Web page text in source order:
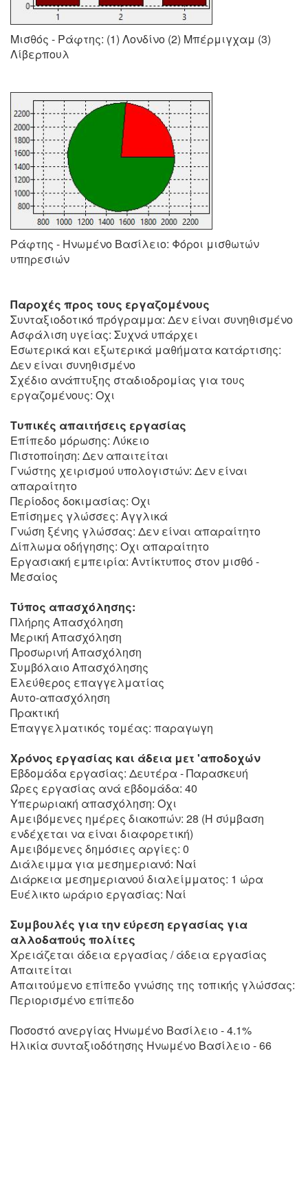
Μισθός - Ράφτης: (1) Λονδίνο (2) Μπέρμιγχαμ (3)
Λίβερπουλ
Ράφτης - Ηνωμένο Βασίλειο: Φόροι μισθωτών
υπηρεσιών
Παροχές προς τους εργαζομένους
Συνταξιοδοτικό πρόγραμμα: Δεν είναι συνηθισμένο
Ασφάλιση υγείας: Συχνά υπάρχει
Εσωτερικά και εξωτερικά μαθήματα κατάρτισης:
Δεν είναι συνηθισμένο
Σχέδιο ανάπτυξης σταδιοδρομίας για τους
εργαζομένους: Οχι
Τυπικές απαιτήσεις εργασίας
Επίπεδο μόρωσης: Λύκειο
Πιστοποίηση: Δεν απαιτείται
Γνώστης χειρισμού υπολογιστών: Δεν είναι
απαραίτητο
Περίοδος δοκιμασίας: Οχι
Επίσημες γλώσσες: Αγγλικά
Γνώση ξένης γλώσσας: Δεν είναι απαραίτητο
Δίπλωμα οδήγησης: Οχι απαραίτητο
Εργασιακή εμπειρία: Αντίκτυπος στον μισθό -
Μεσαίος
Τύπος απασχόλησης:
Πλήρης Απασχόληση
Μερική Απασχόληση
Προσωρινή Απασχόληση
Συμβόλαιο Απασχόλησης
Ελεύθερος επαγγελματίας
Αυτο-απασχόληση
Πρακτική
Επαγγελματικός τομέας: παραγωγη
Χρόνος εργασίας και άδεια μετ 'αποδοχών
Εβδομάδα εργασίας: Δευτέρα - Παρασκευή
Ώρες εργασίας ανά εβδομάδα: 40
Υπερωριακή απασχόληση: Οχι
Αμειβόμενες ημέρες διακοπών: 28 (Η σύμβαση
ενδέχεται να είναι διαφορετική)
Αμειβόμενες δημόσιες αργίες: 0
Διάλειμμα για μεσημεριανό: Ναί
Διάρκεια μεσημεριανού διαλείμματος: 1 ώρα
Ευέλικτο ωράριο εργασίας: Ναί
Συμβουλές για την εύρεση εργασίας για
αλλοδαπούς πολίτες
Χρειάζεται άδεια εργασίας / άδεια εργασίας
Απαιτείται
Απαιτούμενο επίπεδο γνώσης της τοπικής γλώσσας:
Περιορισμένο επίπεδο
Ποσοστό ανεργίας Ηνωμένο Βασίλειο - 4.1%
Ηλικία συνταξιοδότησης Ηνωμένο Βασίλειο - 66